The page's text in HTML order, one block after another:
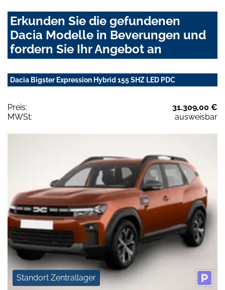
Erkunden Sie die gefundenen
Dacia Modelle in Beverungen und
fordern Sie Ihr Angebot an
Dacia Bigster Expression Hybrid 155 SHZ LED PDC
Preis:
31.309,00 €
MWSt:
ausweisbar
Standort Zentrallager